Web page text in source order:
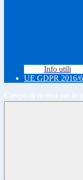
Info utili
UE GDPR 2016/